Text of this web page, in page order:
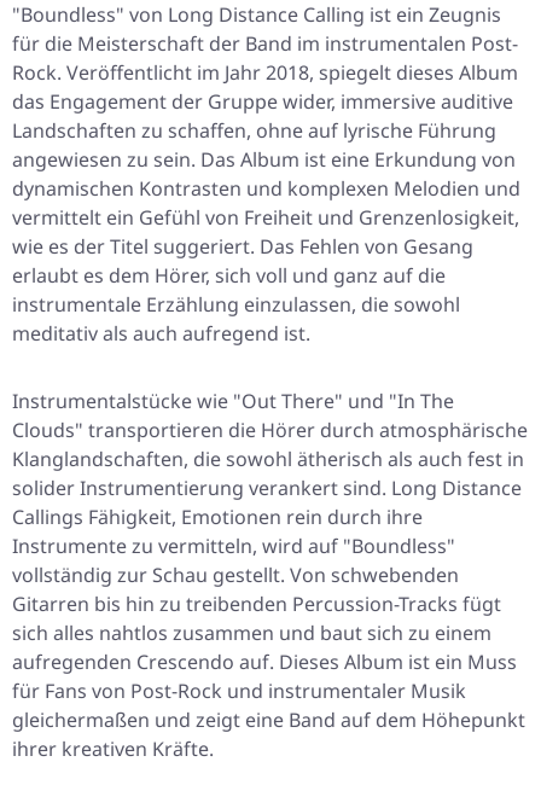
"Boundless" von Long Distance Calling ist ein Zeugnis
für die Meisterschaft der Band im instrumentalen Post-
Rock. Veröffentlicht im Jahr 2018, spiegelt dieses Album
das Engagement der Gruppe wider, immersive auditive
Landschaften zu schaffen, ohne auf lyrische Führung
angewiesen zu sein. Das Album ist eine Erkundung von
dynamischen Kontrasten und komplexen Melodien und
vermittelt ein Gefühl von Freiheit und Grenzenlosigkeit,
wie es der Titel suggeriert. Das Fehlen von Gesang
erlaubt es dem Hörer, sich voll und ganz auf die
instrumentale Erzählung einzulassen, die sowohl
meditativ als auch aufregend ist.
Instrumentalstücke wie "Out There" und "In The
Clouds" transportieren die Hörer durch atmosphärische
Klanglandschaften, die sowohl ätherisch als auch fest in
solider Instrumentierung verankert sind. Long Distance
Callings Fähigkeit, Emotionen rein durch ihre
Instrumente zu vermitteln, wird auf "Boundless"
vollständig zur Schau gestellt. Von schwebenden
Gitarren bis hin zu treibenden Percussion-Tracks fügt
sich alles nahtlos zusammen und baut sich zu einem
aufregenden Crescendo auf. Dieses Album ist ein Muss
für Fans von Post-Rock und instrumentaler Musik
gleichermaßen und zeigt eine Band auf dem Höhepunkt
ihrer kreativen Kräfte.